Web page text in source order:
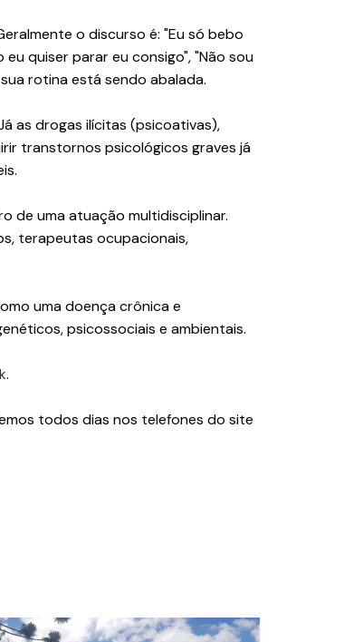
o discurso é: "Eu só bebo
quiser parar eu consigo", "Não sou
rotina está sendo abalada.
as drogas ilícitas (psicoativas),
transtornos psicológicos graves já
de uma atuação multidisciplinar.
terapeutas ocupacionais,
uma doença crônica e
psicossociais e ambientais.
.
todos dias nos telefones do site